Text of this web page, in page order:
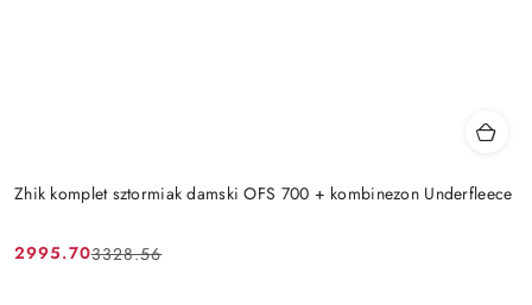
Zhik komplet sztormiak damski OFS 700 + kombinezon Underfleece
Cena
2995.70
Cena
3328.56